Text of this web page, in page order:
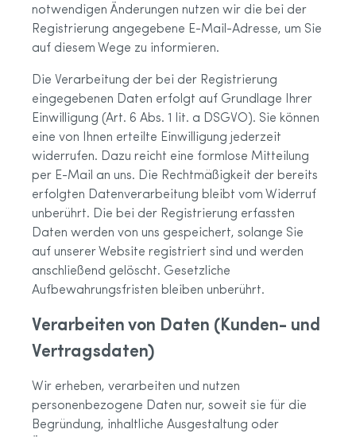
notwendigen Änderungen nutzen wir die bei der
Registrierung angegebene E-Mail-Adresse, um Sie
auf diesem Wege zu informieren.
Die Verarbeitung der bei der Registrierung
eingegebenen Daten erfolgt auf Grundlage Ihrer
Einwilligung (Art. 6 Abs. 1 lit. a DSGVO). Sie können
eine von Ihnen erteilte Einwilligung jederzeit
widerrufen. Dazu reicht eine formlose Mitteilung
per E-Mail an uns. Die Rechtmäßigkeit der bereits
erfolgten Datenverarbeitung bleibt vom Widerruf
unberührt. Die bei der Registrierung erfassten
Daten werden von uns gespeichert, solange Sie
auf unserer Website registriert sind und werden
anschließend gelöscht. Gesetzliche
Aufbewahrungsfristen bleiben unberührt.
Verarbeiten von Daten (Kunden- und
Vertragsdaten)
Wir erheben, verarbeiten und nutzen
personenbezogene Daten nur, soweit sie für die
Begründung, inhaltliche Ausgestaltung oder